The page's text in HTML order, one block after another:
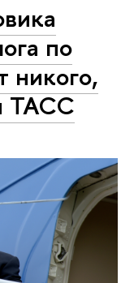
по
никого,
ТАСС